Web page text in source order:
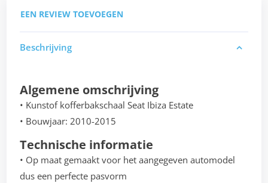
EEN REVIEW TOEVOEGEN
Beschrijving
Algemene omschrijving
• Kunstof kofferbakschaal Seat Ibiza Estate
• Bouwjaar: 2010-2015
Technische informatie
• Op maat gemaakt voor het aangegeven automodel
dus een perfecte pasvorm